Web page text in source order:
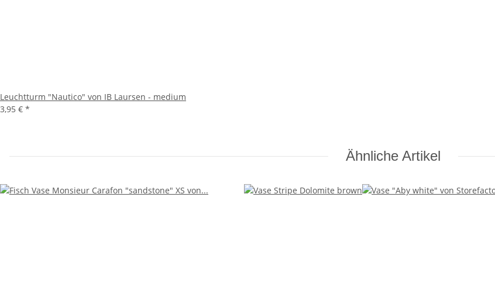
Leuchtturm "Nautico" von IB Laursen - medium
3,95 € *
Ähnliche Artikel